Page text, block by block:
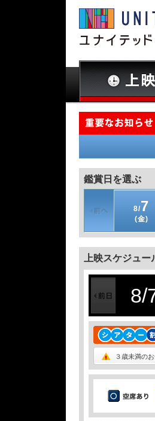
鑑賞日を選ぶ
8/7
(金)
上映スケジュー
8/
３歳未満の